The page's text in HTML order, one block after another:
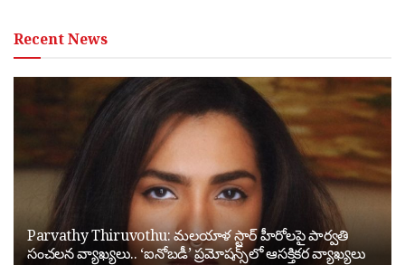
Recent News
Parvathy Thiruvothu: మలయాళ స్టార్ హీరోలపై పార్వతి
సంచలన వ్యాఖ్యలు.. ‘ఐనోబడీ’ ప్రమోషన్స్‌లో ఆసక్తికర వ్యాఖ్యలు